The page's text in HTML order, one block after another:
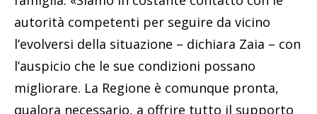
autorità competenti per seguire da vicino
l’evolversi della situazione – dichiara Zaia – con
l’auspicio che le sue condizioni possano
migliorare. La Regione è comunque pronta,
qualora necessario, a offrire tutto il supporto